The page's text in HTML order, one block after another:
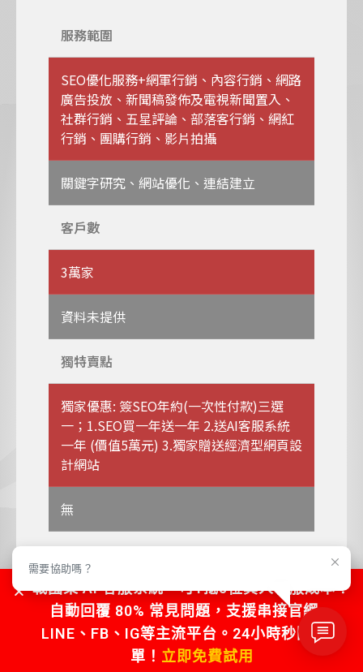
服務範圍
SEO優化服務+網軍行銷、內容行銷、網路
廣告投放、新聞稿發佈及電視新聞置入、
社群行銷、五星評論、部落客行銷、網紅
行銷、團購行銷、影片拍攝
關鍵字研究、網站優化、連結建立
客戶數
3萬家
資料未提供
獨特賣點
獨家優惠: 簽SEO年約(一次性付款)三選
一；1.SEO買一年送一年 2.送AI客服系統
一年 (價值5萬元) 3.獨家贈送經濟型網頁設
計網站
無
關鍵字保證在第一頁及被AI系統引用，保
證登上搜尋引擎第一頁及保證在
ChatGPT、Gemini、Perplexity(其中一
種生成式)AI引用 ， 讓SEO預算效益最大
需要協助嗎？
戰國策 AI 客服系統，可1抵5位真人客服成本！
自動回覆 80% 常見問題，支援串接官網、
LINE、FB、IG等主流平台。24小時秒回不漏
單！ 立即免費試用